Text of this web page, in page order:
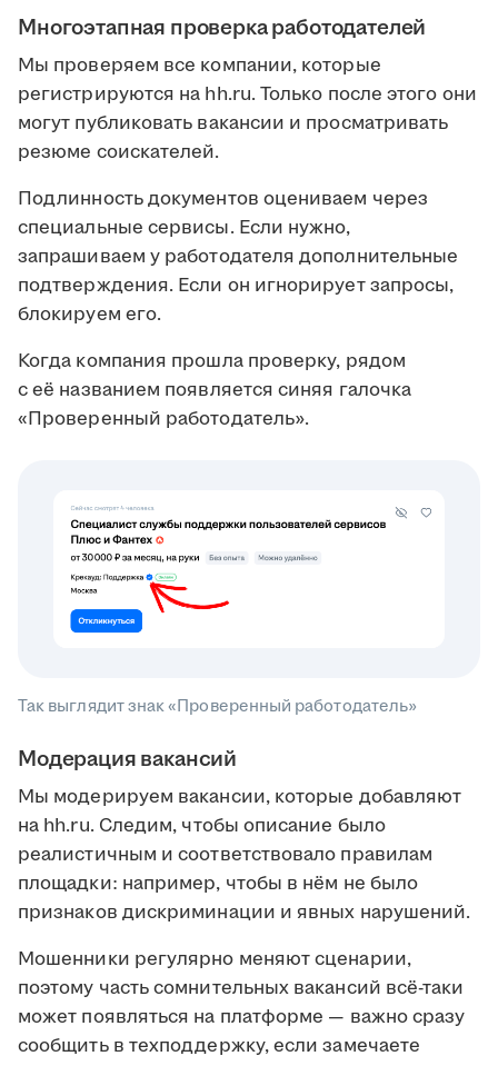
Многоэтапная проверка работодателей
Мы проверяем все компании, которые
регистрируются на hh.ru. Только после этого они
могут публиковать вакансии и просматривать
резюме соискателей.
Подлинность документов оцениваем через
специальные сервисы. Если нужно,
запрашиваем у работодателя дополнительные
подтверждения. Если он игнорирует запросы,
блокируем его.
Когда компания прошла проверку, рядом
с её названием появляется синяя галочка
«Проверенный работодатель».
Так выглядит знак «Проверенный работодатель»
Модерация вакансий
Мы модерируем вакансии, которые добавляют
на hh.ru. Следим, чтобы описание было
реалистичным и соответствовало правилам
площадки: например, чтобы в нём не было
признаков дискриминации и явных нарушений.
Мошенники регулярно меняют сценарии,
поэтому часть сомнительных вакансий всё-таки
может появляться на платформе — важно сразу
сообщить в техподдержку, если замечаете